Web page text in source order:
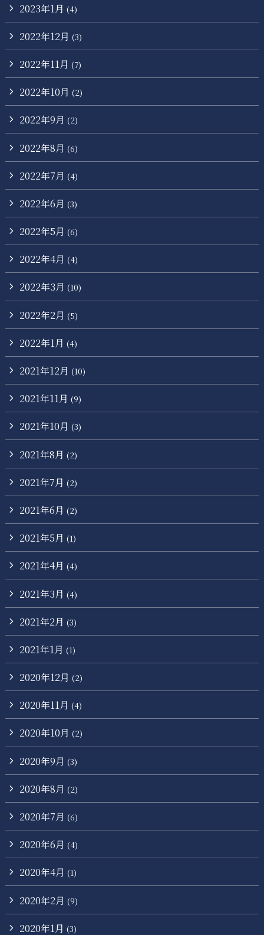
2023年1月 (4)
2022年12月 (3)
2022年11月 (7)
2022年10月 (2)
2022年9月 (2)
2022年8月 (6)
2022年7月 (4)
2022年6月 (3)
2022年5月 (6)
2022年4月 (4)
2022年3月 (10)
2022年2月 (5)
2022年1月 (4)
2021年12月 (10)
2021年11月 (9)
2021年10月 (3)
2021年8月 (2)
2021年7月 (2)
2021年6月 (2)
2021年5月 (1)
2021年4月 (4)
2021年3月 (4)
2021年2月 (3)
2021年1月 (1)
2020年12月 (2)
2020年11月 (4)
2020年10月 (2)
2020年9月 (3)
2020年8月 (2)
2020年7月 (6)
2020年6月 (4)
2020年4月 (1)
2020年2月 (9)
2020年1月 (3)